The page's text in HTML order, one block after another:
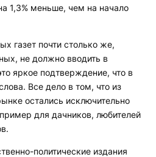
1,3% меньше, чем на начало
газет почти столько же,
не должно вводить в
яркое подтверждение, что в
Все дело в том, что из
остались исключительно
для дачников, любителей
политические издания